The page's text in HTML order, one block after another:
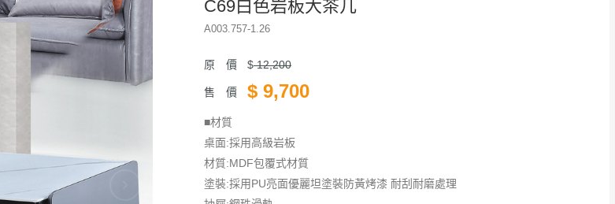
C69白色岩板大茶几
A003.757-1.26
原 價 $12,200
售 價 $ 9,700
■材質
桌面:採用高級岩板
材質:MDF包覆式材質
塗裝:採用PU亮面優麗坦塗裝防黃烤漆 耐刮耐磨處理